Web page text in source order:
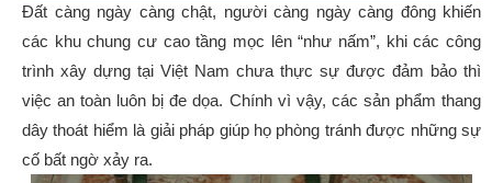
Đất càng ngày càng chật, người càng ngày càng đông khiến
các khu chung cư cao tầng mọc lên “như nấm”, khi các công
trình xây dựng tại Việt Nam chưa thực sự được đảm bảo thì
việc an toàn luôn bị đe dọa. Chính vì vậy, các sản phẩm thang
dây thoát hiểm là giải pháp giúp họ phòng tránh được những sự
cố bất ngờ xảy ra.